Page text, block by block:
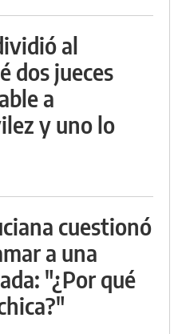
al
dos jueces
a
y uno lo
cuestionó
a una
"¿Por qué